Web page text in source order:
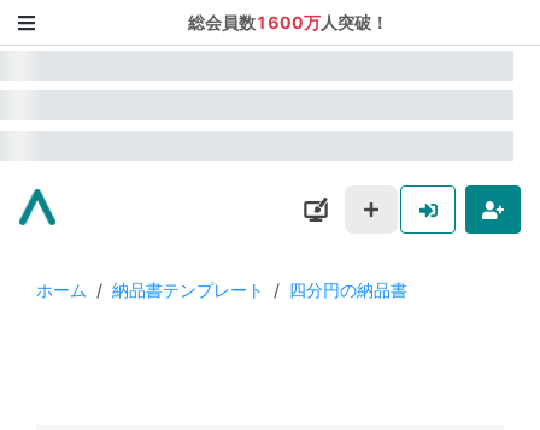
総会員数1600万人突破！
ホーム / 納品書テンプレート / 四分円の納品書